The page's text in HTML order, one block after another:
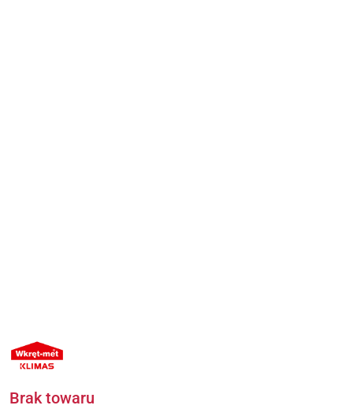
NAZWA
PRODUCENTA:
KLIMAS
Brak towaru